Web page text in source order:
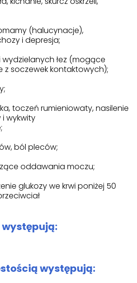
(halucynacje),
i depresja;
wydzielanych łez (mogące
z soczewek kontaktowych);
toczeń rumieniowaty, nasilenie
wykwity
ból pleców;
oddawania moczu;
glukozy we krwi poniżej 50
występują:
występują: